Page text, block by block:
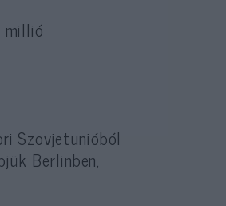
millió
Szovjetunióból
Berlinben,